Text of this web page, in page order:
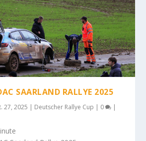
SAARLAND RALLYE 2025
27, 2025 | Deutscher Rallye Cup | 0 |